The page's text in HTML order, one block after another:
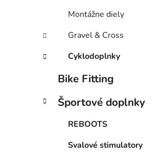
Montážne diely
Gravel & Cross
Cyklodoplnky
Bike Fitting
Športové doplnky
REBOOTS
Svalové stimulatory